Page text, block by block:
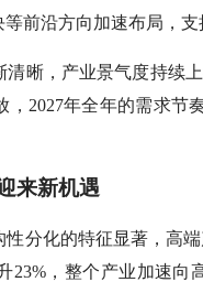
前沿方向加速布局，
清晰，产业景气度持续
2027年全年的需求节
来新机遇
分化的特征显著，高
，整个产业加速向